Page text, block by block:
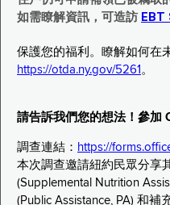
如需瞭解資訊，可造訪 EBT
保護您的福利。瞭解如何在
https://otda.ny.gov/5261 。
請告訴我們您的想法！參加
調查連結： https://
本次調查邀請紐約民眾分享
(Supplemental Nutrition
(Public Assistance, PA) 和補